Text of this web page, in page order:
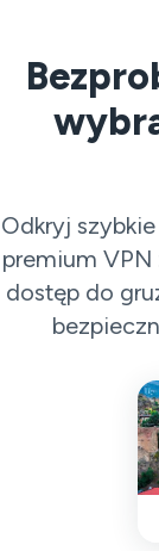
Odkryj
premium VPN
dostęp do